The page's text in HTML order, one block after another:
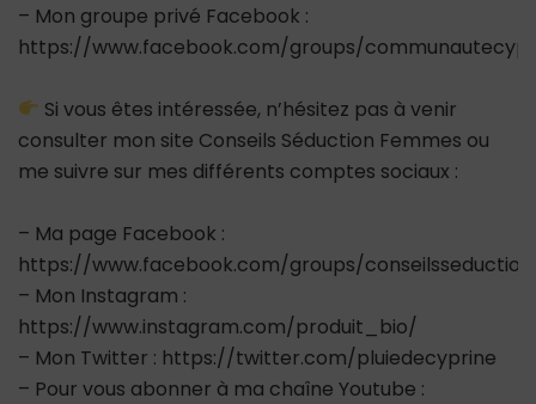
– Mon groupe privé Facebook :
https://www.facebook.com/groups/
Si vous êtes intéressée, n’hésitez pas à venir
consulter mon site Conseils Séduction Femmes ou
me suivre sur mes différents comptes sociaux :
– Ma page Facebook :
https://www.facebook.com/groups/
– Mon Instagram :
https://www.instagram.com/produit_bio/
– Mon Twitter : https://twitter.com/pluiedecyprine
– Pour vous abonner à ma chaîne Youtube :